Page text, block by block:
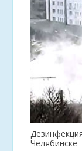
Челябинске